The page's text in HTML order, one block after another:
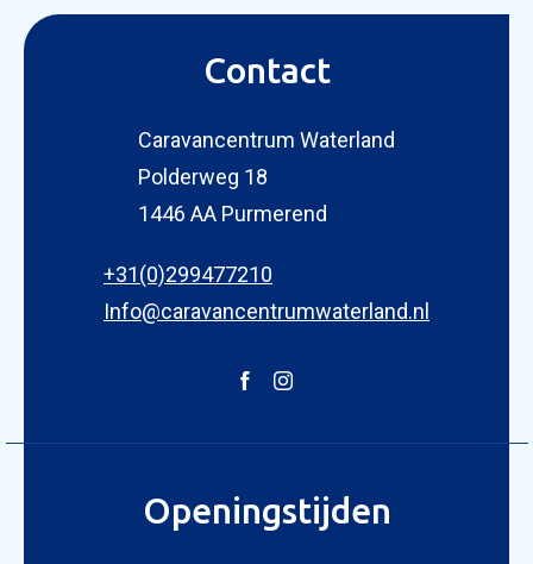
Contact
Caravancentrum Waterland
Polderweg 18
1446 AA Purmerend
+31(0)299477210
Info@caravancentrumwaterland.nl
Openingstijden